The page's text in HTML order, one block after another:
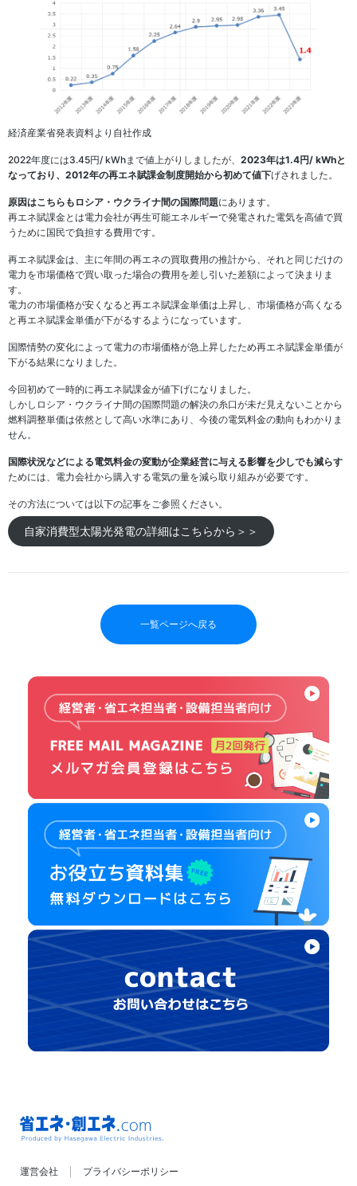
経済産業省発表資料より自社作成
2022年度には3.45円/ kWhまで値上がりしましたが、 2023年は1.4円/ kWhと
なっており、2012年の再エネ賦課金制度開始から初めて値下げされました。
原因はこちらもロシア・ウクライナ間の国際問題にあります。
再エネ賦課金とは電力会社が再生可能エネルギーで発電された電気を高値で買
うために国民で負担する費用です。
再エネ賦課金は、主に年間の再エネの買取費用の推計から、それと同じだけの
電力を市場価格で買い取った場合の費用を差し引いた差額によって決まりま
す。
電力の市場価格が安くなると再エネ賦課金単価は上昇し、市場価格が高くなる
と再エネ賦課金単価が下がるするようになっています。
国際情勢の変化によって電力の市場価格が急上昇したため再エネ賦課金単価が
下がる結果になりました。
今回初めて一時的に再エネ賦課金が値下げになりました。
しかしロシア・ウクライナ間の国際問題の解決の糸口が未だ見えないことから
燃料調整単価は依然として高い水準にあり、今後の電気料金の動向もわかりま
せん。
国際状況などによる電気料金の変動が企業経営に与える影響を少しでも減らす
ためには、電力会社から購入する電気の量を減ら取り組みが必要です。
その方法については以下の記事をご参照ください。
自家消費型太陽光発電の詳細はこちらから＞＞
一覧ページへ戻る
Produced by
運営会社 プライバシーポリシー